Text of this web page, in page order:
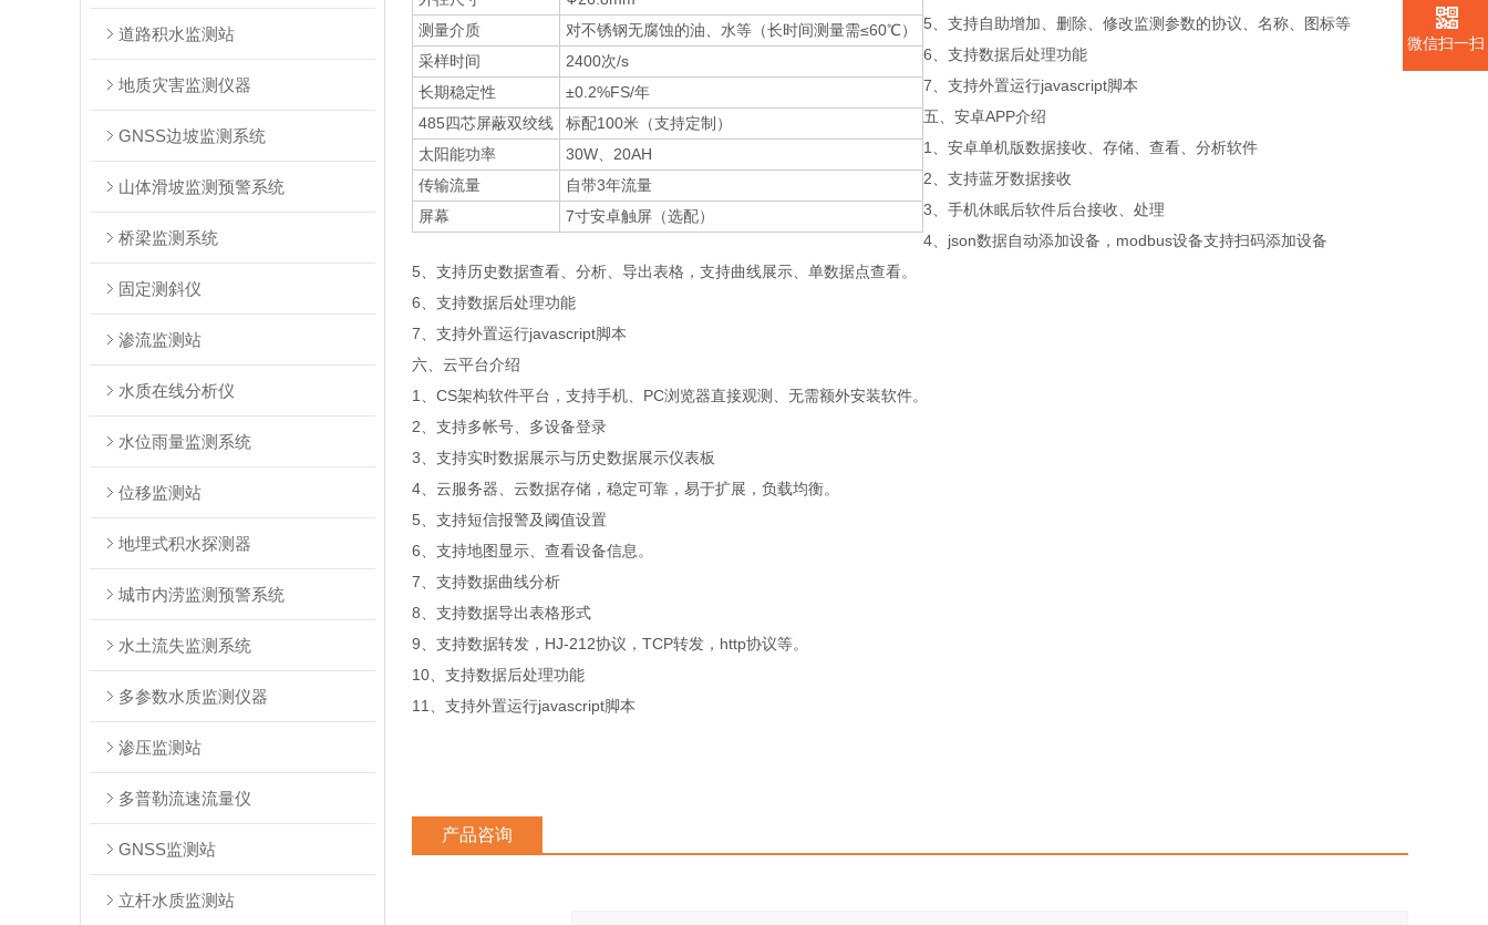
道路积水监测站
地质灾害监测仪器
GNSS边坡监测系统
山体滑坡监测预警系统
桥梁监测系统
固定测斜仪
渗流监测站
水质在线分析仪
水位雨量监测系统
位移监测站
地埋式积水探测器
城市内涝监测预警系统
水土流失监测系统
多参数水质监测仪器
渗压监测站
多普勒流速流量仪
GNSS监测站
立杆水质监测站
测量介质
对不锈钢无腐蚀的油、水等（长时间测量需≤60℃）
采样时间
2400次/s
长期稳定性
±0.2%FS/年
485四芯屏蔽双绞线
标配100米（支持定制）
太阳能功率
30W、20AH
传输流量
自带3年流量
屏幕
7寸安卓触屏（选配）
5、支持自助增加、删除、修改监测参数的协议、名称、图标等
6、支持数据后处理功能
7、支持外置运行javascript脚本
五、安卓APP介绍
1、安卓单机版数据接收、存储、查看、分析软件
2、支持蓝牙数据接收
3、手机休眠后软件后台接收、处理
4、json数据自动添加设备，modbus设备支持扫码添加设备
5、支持历史数据查看、分析、导出表格，支持曲线展示、单数据点查看。
6、支持数据后处理功能
7、支持外置运行javascript脚本
六、云平台介绍
1、CS架构软件平台，支持手机、PC浏览器直接观测、无需额外安装软件。
2、支持多帐号、多设备登录
3、支持实时数据展示与历史数据展示仪表板
4、云服务器、云数据存储，稳定可靠，易于扩展，负载均衡。
5、支持短信报警及阈值设置
6、支持地图显示、查看设备信息。
7、支持数据曲线分析
8、支持数据导出表格形式
9、支持数据转发，HJ-212协议，TCP转发，http协议等。
10、支持数据后处理功能
11、支持外置运行javascript脚本
产品咨询
微信扫一扫